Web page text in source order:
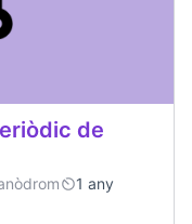
de
1 any